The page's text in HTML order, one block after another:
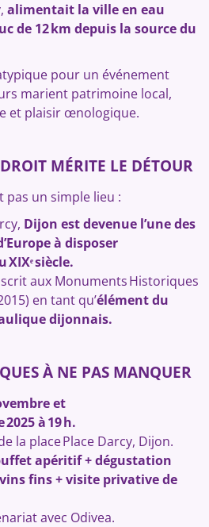
alimentait la ville en eau
de 12 km depuis la source du
pour un événement
marient patrimoine local,
et plaisir œnologique.
MÉRITE LE DÉTOUR
pas un simple lieu :
Dijon est devenue l’une des
à disposer
XIXᵉ siècle.
aux Monuments Historiques
en tant qu’élément du
dijonnais.
À NE PAS MANQUER
et
à 19 h.
la place Place Darcy, Dijon.
apéritif + dégustation
fins + visite privative de
avec Odivea.